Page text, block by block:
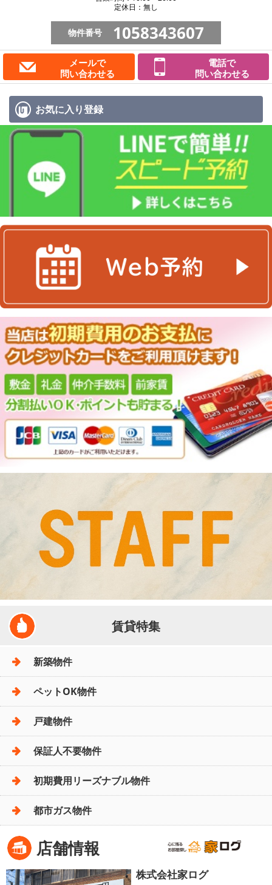
定休日：無し
物件番号 1058343607
メールで
問い合わせる
電話で
問い合わせる
お気に入り登録
賃貸特集
新築物件
ペットOK物件
戸建物件
保証人不要物件
初期費用リーズナブル物件
都市ガス物件
店舗情報
株式会社家ログ